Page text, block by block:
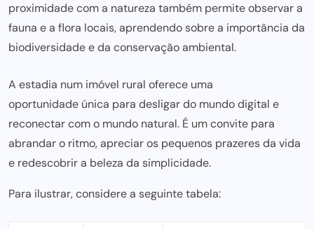
proximidade com a natureza também permite observar a
fauna e a flora locais, aprendendo sobre a importância da
biodiversidade e da conservação ambiental.
A estadia num imóvel rural oferece uma
oportunidade única para desligar do mundo digital e
reconectar com o mundo natural. É um convite para
abrandar o ritmo, apreciar os pequenos prazeres da vida
e redescobrir a beleza da simplicidade.
Para ilustrar, considere a seguinte tabela: